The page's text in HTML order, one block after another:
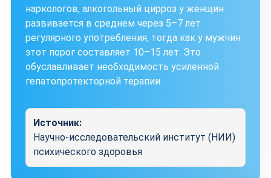
наркологов, алкогольный цирроз у женщин
развивается в среднем через 5–7 лет
регулярного употребления, тогда как у мужчин
этот порог составляет 10–15 лет. Это
обуславливает необходимость усиленной
гепатопротекторной терапии.
Источник:
Научно-исследовательский институт (НИИ)
психического здоровья